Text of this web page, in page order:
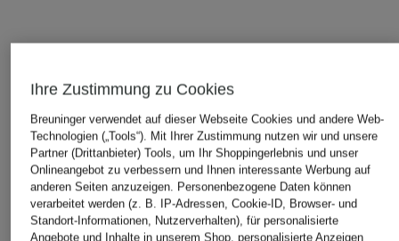
Ihre Zustimmung zu Cookies
Breuninger verwendet auf dieser Webseite Cookies und andere Web-
Technologien („Tools“). Mit Ihrer Zustimmung nutzen wir und unsere
Partner (Drittanbieter) Tools, um Ihr Shoppingerlebnis und unser
Onlineangebot zu verbessern und Ihnen interessante Werbung auf
anderen Seiten anzuzeigen. Personenbezogene Daten können
verarbeitet werden (z. B. IP-Adressen, Cookie-ID, Browser- und
Standort-Informationen, Nutzerverhalten), für personalisierte
Angebote und Inhalte in unserem Shop, personalisierte Anzeigen